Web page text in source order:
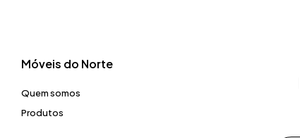
Móveis do Norte​
Quem somos
Produtos